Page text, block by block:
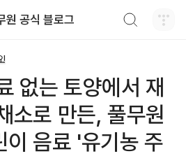
원 공식 블로그
!
없는 토양에서 재
소로 만든, 풀무원
이 음료 '유기농 주